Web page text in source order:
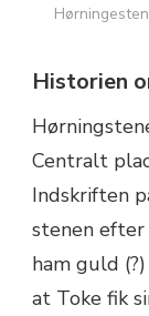
Historien
Centralt
Indskriften
stenen efter
ham guld
at Toke fik